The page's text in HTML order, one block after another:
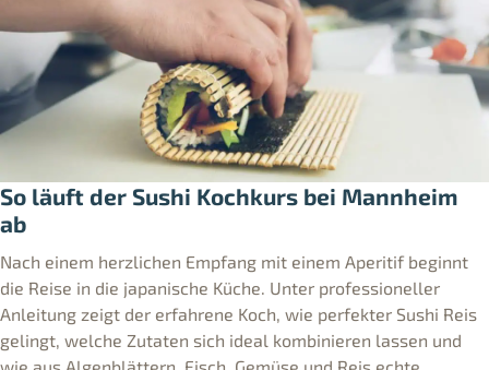
So läuft der Sushi Kochkurs bei Mannheim
ab
Nach einem herzlichen Empfang mit einem Aperitif beginnt
die Reise in die japanische Küche. Unter professioneller
Anleitung zeigt der erfahrene Koch, wie perfekter Sushi Reis
gelingt, welche Zutaten sich ideal kombinieren lassen und
wie aus Algenblättern, Fisch, Gemüse und Reis echte